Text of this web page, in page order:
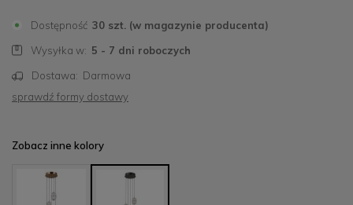
Dostępność 30 szt. (w magazynie producenta)
Wysyłka w: 5 - 7 dni roboczych
Dostawa: Darmowa
sprawdź formy dostawy
Zobacz inne kolory